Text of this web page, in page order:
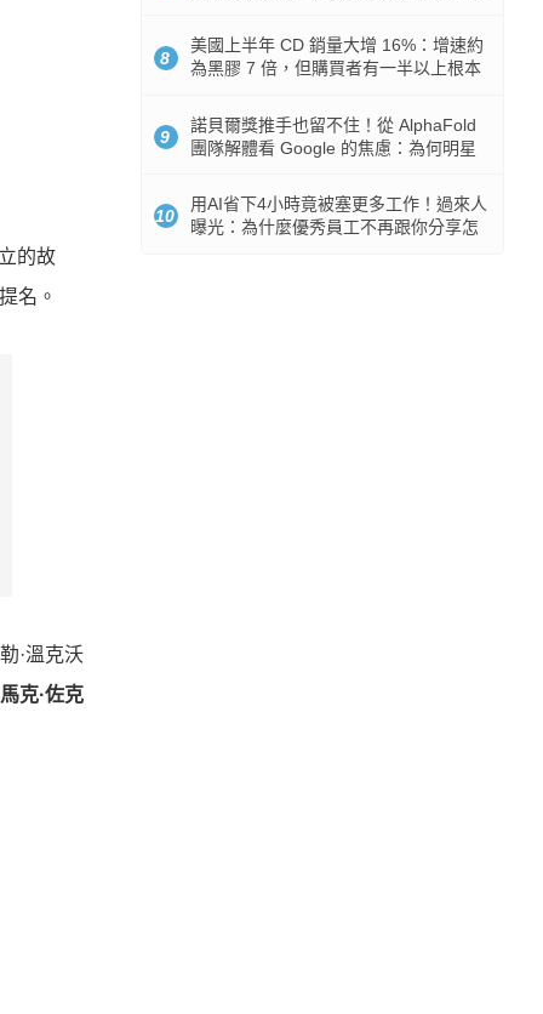
的故
名。
·溫克沃
克·佐克
8
美國上半年 CD 銷量大增 16%：增速約
為黑膠 7 倍，但購買者有一半以上根本
9
諾貝爾獎推手也留不住！從 AlphaFold
團隊解體看 Google 的焦慮：為何明星
10
用AI省下4小時竟被塞更多工作！過來人
曝光：為什麼優秀員工不再跟你分享怎